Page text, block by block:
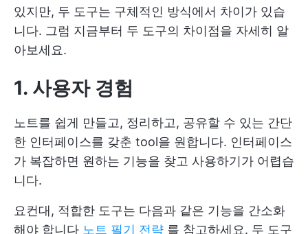
있지만, 두 도구는 구체적인 방식에서 차이가 있습
니다. 그럼 지금부터 두 도구의 차이점을 자세히 알
아보세요.
1. 사용자 경험
노트를 쉽게 만들고, 정리하고, 공유할 수 있는 간단
한 인터페이스를 갖춘 tool을 원합니다. 인터페이스
가 복잡하면 원하는 기능을 찾고 사용하기가 어렵습
니다.
요컨대, 적합한 도구는 다음과 같은 기능을 간소화
해야 합니다 노트 필기 전략 를 참고하세요. 두 도구